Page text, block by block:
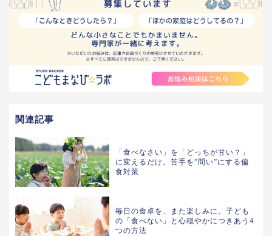
関連記事
「食べなさい」を「どっちが甘い？」
に変えるだけ。苦手を”問い”にする偏
食対策
毎日の食卓を、また楽しみに。子ども
の「食べない」と心穏やかにつきあう4
つの方法